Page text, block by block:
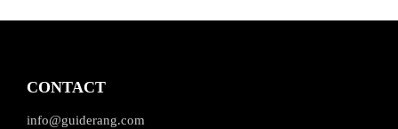
CONTACT
info@guiderang.com